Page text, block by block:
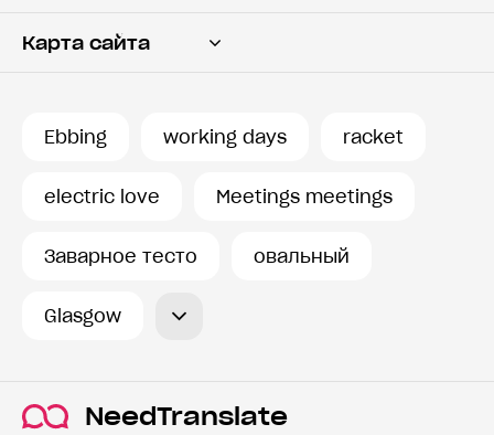
Карта сайта
История запросов
Ebbing working days racket
electric love Meetings meetings
Заварное тесто овальный
Glasgow
NeedTranslate